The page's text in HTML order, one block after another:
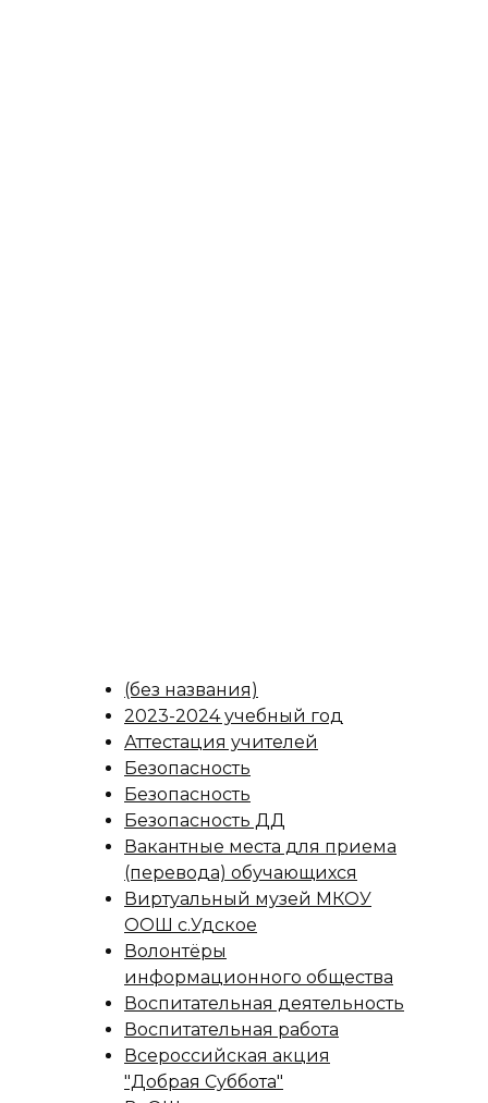
(без названия)
2023-2024 учебный год
Аттестация учителей
Безопасность
Безопасность
Безопасность ДД
Вакантные места для приема
(перевода) обучающихся
Виртуальный музей МКОУ
ООШ с.Удское
Волонтёры
информационного общества
Воспитательная деятельность
Воспитательная работа
Всероссийская акция
"Добрая Суббота"